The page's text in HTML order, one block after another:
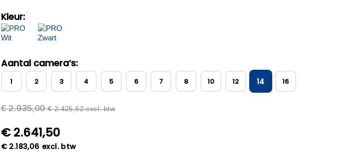
Kleur:
Aantal camera’s:
1 2 3 4 5 6 7 8 10 12 14 16
€2.935,00 €2.425,62excl. btw
€2.641,50
€2.183,06 excl. btw